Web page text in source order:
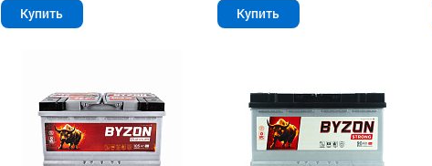
Купить Купить